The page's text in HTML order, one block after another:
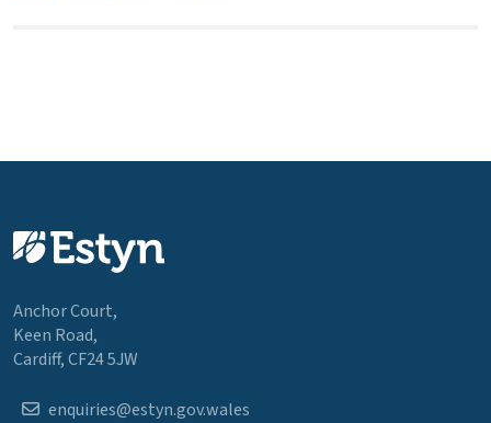
Anchor Court,
Keen Road,
Cardiff, CF24 5JW
enquiries@estyn.gov.wales